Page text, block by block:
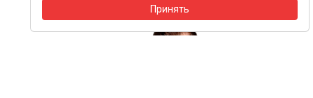
Принять